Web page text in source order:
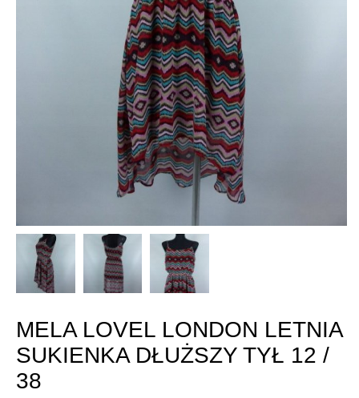
MELA LOVEL LONDON LETNIA
SUKIENKA DŁUŻSZY TYŁ 12 /
38